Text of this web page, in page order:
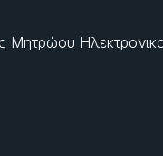
Μητρώου